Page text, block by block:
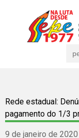
for:
Rede estadual:
pagamento do 1/3
9 de janeiro de 2020